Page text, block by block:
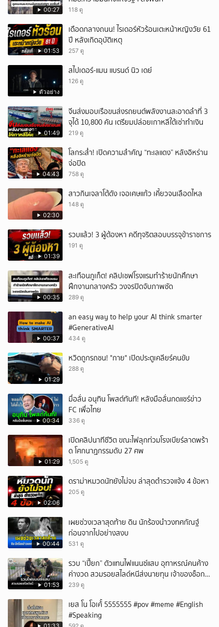
00:27 118 ดู
01:53
เดือดกลางถนน! ไรเดอร์หัวร้อนเตะหน้าหญิงวัย 61
ปี หลังเกิดอุบัติเหตุ
257 ดู
ตัวอย่าง
สไปเดอร์-แมน แบรนด์ นิว เดย์
126 ดู
01:49
จีนส่งมอบเรือขนส่งรถยนต์พลังงานสะอาดลำที่ 3
จุได้ 10,800 คัน เตรียมปล่อยเกาหลีใต้เช่าทำเงิน
219 ดู
04:43
โลกระส่ำ! เปิดความสำคัญ “ทะเลแดง” หลังอิหร่าน
จ่อปิด
758 ดู
02:30
สาวกินเจลาโต้ดัง เจอเศษแก้ว เคี้ยวจนเลือดไหล
148 ดู
01:39
รวบแล้ว! 3 ผู้ต้องหา คดีทุจริตสอบบรรจุข้าราชการ
191 ดู
00:35
สะเทือนภูเก็ต! คลิปเชฟโรงแรมทำร้ายนักศึกษา
ฝึกงานกลางครัว วงจรปิดจับภาพชัด
289 ดู
00:37
an easy way to help your AI think smarter
#GenerativeAI
434 ดู
01:29
หวิดถูกรถชน! "กาย" เปิดประตูเคลียร์คนขับ
288 ดู
00:34
มื่อลั่น อนุทิน โพสต์ทันที! หลังมือลั่นกดแชร์ข่าว
FC เพื่อไทย
336 ดู
01:29
เปิดคลิปนาทีชีวิต ขณะไฟลุกท่วมโรงเบียร์ลาดพร้า
ด โศกนาฏกรรมดับ 27 ศพ
1,505 ดู
02:06
ดราม่าหมวดนัทยังไม่จบ ล่าสุดตำรวจแจ้ง 4 ข้อหา
205 ดู
00:44
เผยช่วงเวลาสุดท้าย ดิน นักร้องนำวงทศกัณฐ์
ก่อนจากไปอย่างสงบ
531 ดู
01:53
รวบ “เปี๊ยก” ตัวแทนไฟแนนซ์แสบ อุทาหรณ์คนค้าง
ค่างวด สวมรอยสไลด์หนีส่งนายทุน เจ้าของช็อก
หนี้ยังอยู่ - รถปลิว เสียหายกว่า 600,000 บาท
239 ดู
เยส โน โอเค้้้้ 5555555 #pov #meme #English
#Speaking